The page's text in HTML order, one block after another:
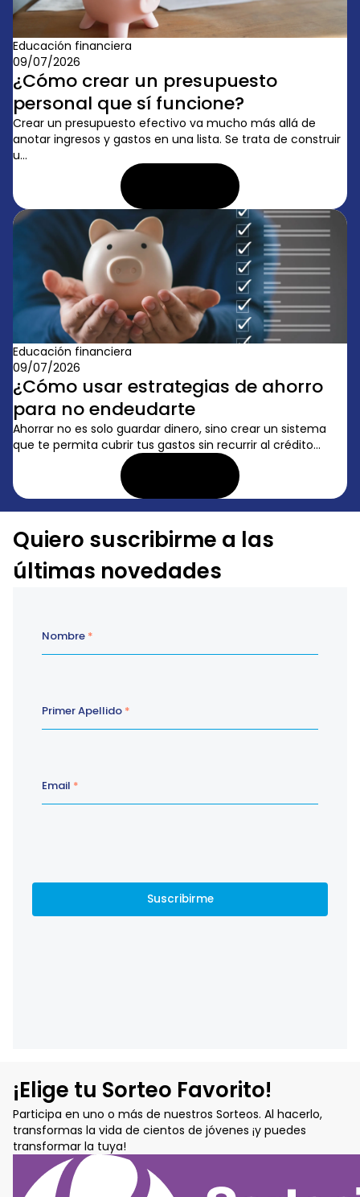
Educación financiera
09/07/2026
¿Cómo crear un presupuesto
personal que sí funcione?
Crear un presupuesto efectivo va mucho más allá de
anotar ingresos y gastos en una lista. Se trata de construir
u...
Educación financiera
09/07/2026
¿Cómo usar estrategias de ahorro
para no endeudarte
Ahorrar no es solo guardar dinero, sino crear un sistema
que te permita cubrir tus gastos sin recurrir al crédito...
Quiero suscribirme a las
últimas novedades
¡Elige tu Sorteo Favorito!
Participa en uno o más de nuestros Sorteos. Al hacerlo,
transformas la vida de cientos de jóvenes ¡y puedes
transformar la tuya!